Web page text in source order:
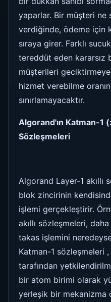
yaparlar. Bir müşteri ne
verdiğinde, ödeme için
sıraya girer. Farklı
tereddüt eden kararsız
müşterileri
hizmet verebilme
sınırlamayacaktır.
Algorand'ın Katman-1
Sözleşmeleri
Algorand Layer-1 akıllı
blok zincirinin
işlemi gerçekleştirir.
akıllı sözleşmeleri,
takas işlemini
Katman-1 sözleşmeleri ,
tarafından
bir atom birimi olarak
yerleşik bir mekanizma